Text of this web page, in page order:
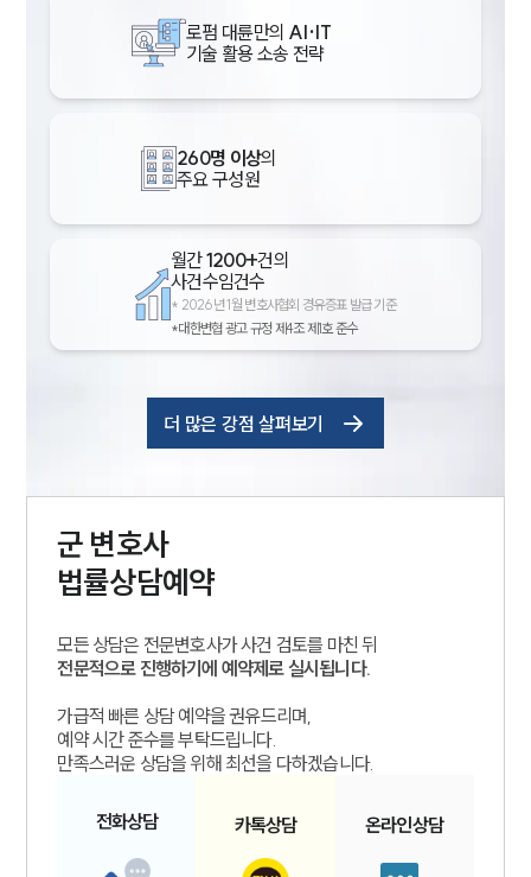
로펌 대륜만의 AI·IT
기술 활용 소송 전략
260명 이상의
주요 구성원
월간1200+건의
사건수임건수
* 2026년 1월 변호사협회 경유증표 발급 기준
*대한변협 광고 규정 제4조 제1호 준수
더 많은 강점 살펴보기
군 변호사
법률상담예약
모든 상담은 전문변호사가 사건 검토를 마친 뒤
전문적으로 진행하기에 예약제로 실시됩니다.
가급적 빠른 상담 예약을 권유드리며,
예약 시간 준수를 부탁드립니다.
만족스러운 상담을 위해 최선을 다하겠습니다.
전화상담 카톡상담 온라인상담